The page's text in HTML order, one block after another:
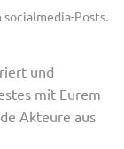
socialmedia-Posts.
und
mit Eurem
Akteure aus